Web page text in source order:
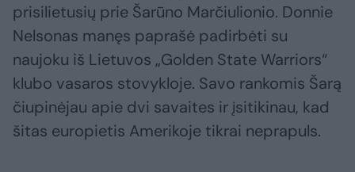
prisilietusių prie Šarūno Marčiulionio. Donnie
Nelsonas manęs paprašė padirbėti su
naujoku iš Lietuvos „Golden State Warriors“
klubo vasaros stovykloje. Savo rankomis Šarą
čiupinėjau apie dvi savaites ir įsitikinau, kad
šitas europietis Amerikoje tikrai neprapuls.